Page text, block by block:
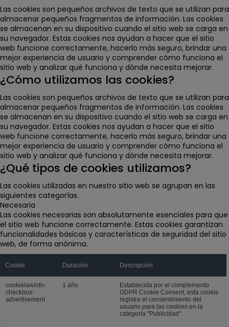
Las cookies son pequeños archivos de texto que se utilizan para
almacenar pequeños fragmentos de información. Las cookies
se almacenan en su dispositivo cuando el sitio web se carga en
su navegador. Estas cookies nos ayudan a hacer que el sitio
web funcione correctamente, hacerlo más seguro, brindar una
mejor experiencia de usuario y comprender cómo funciona el
sitio web y analizar qué funciona y dónde necesita mejorar.
¿Cómo utilizamos las cookies?
Las cookies son pequeños archivos de texto que se utilizan para
almacenar pequeños fragmentos de información. Las cookies
se almacenan en su dispositivo cuando el sitio web se carga en
su navegador. Estas cookies nos ayudan a hacer que el sitio
web funcione correctamente, hacerlo más seguro, brindar una
mejor experiencia de usuario y comprender cómo funciona el
sitio web y analizar qué funciona y dónde necesita mejorar.
¿Qué tipos de cookies utilizamos?
Las cookies utilizadas en nuestro sitio web se agrupan en las
siguientes categorías.
Necesaria
Las cookies necesarias son absolutamente esenciales para que
el sitio web funcione correctamente. Estas cookies garantizan
funcionalidades básicas y características de seguridad del sitio
web, de forma anónima.
Cookie Duración Descripción
cookielawinfo-
checkbox-
advertisement
1 año
Establecida por el complemento
GDPR Cookie Consent, esta cookie
registra el consentimiento del
usuario para las cookies en la
categoría "Publicidad".